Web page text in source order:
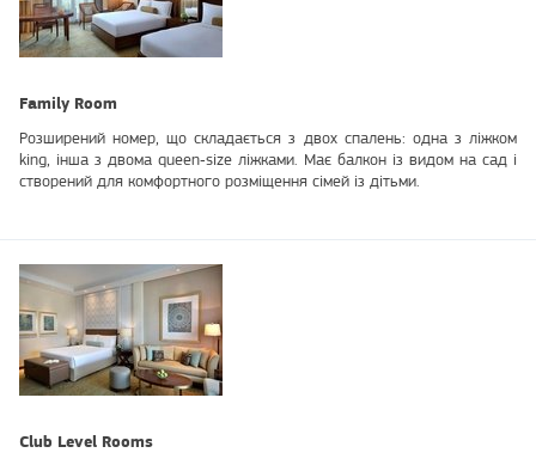
Family Room
Розширений номер, що складається з двох спалень: одна з ліжком
king, інша з двома queen‑size ліжками. Має балкон із видом на сад і
створений для комфортного розміщення сімей із дітьми.
Club Level Rooms